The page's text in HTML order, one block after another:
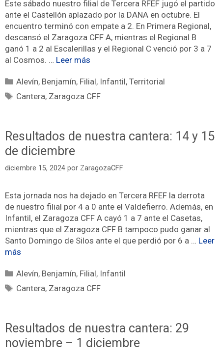
Este sábado nuestro filial de Tercera RFEF jugó el partido
ante el Castellón aplazado por la DANA en octubre. El
encuentro terminó con empate a 2. En Primera Regional,
descansó el Zaragoza CFF A, mientras el Regional B
ganó 1 a 2 al Escalerillas y el Regional C venció por 3 a 7
al Cosmos. … Leer más
Alevín, Benjamín, Filial, Infantil,Territorial
Cantera, Zaragoza CFF
Resultados de nuestra cantera: 14 y 15
de diciembre
diciembre 15, 2024 por ZaragozaCFF
Esta jornada nos ha dejado en Tercera RFEF la derrota
de nuestro filial por 4 a 0 ante el Valdefierro. Además, en
Infantil, el Zaragoza CFF A cayó 1 a 7 ante el Casetas,
mientras que el Zaragoza CFF B tampoco pudo ganar al
Santo Domingo de Silos ante el que perdió por 6 a … Leer
más
Alevín, Benjamín, Filial, Infantil
Cantera, Zaragoza CFF
Resultados de nuestra cantera: 29
noviembre – 1 diciembre